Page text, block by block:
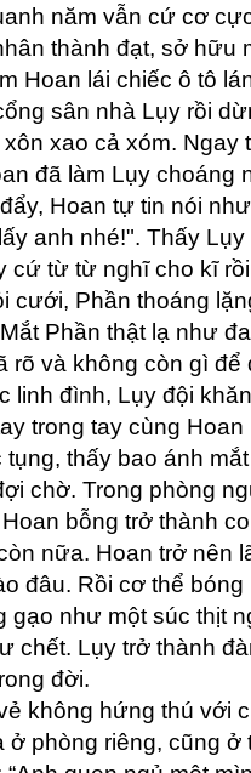
năm vẫn cứ cơ
thành đạt, sở hữu
Hoan lái chiếc ô tô
sân nhà Lụy rồi
xôn xao cả xóm.
đã làm Lụy choáng
Hoan tự tin nói
anh nhé!". Thấy
cứ từ từ nghĩ cho kĩ
cưới, Phần thoáng
Phần thật lạ như
rõ và không còn gì
đình, Lụy đội
trong tay cùng
tụng, thấy bao ánh
chờ. Trong phòng
bỗng trở thành
nữa. Hoan trở nên
đâu. Rồi cơ thể
gạo như một súc thịt
chết. Lụy trở thành
đời.
không hứng thú với
ở phòng riêng, cũng ở